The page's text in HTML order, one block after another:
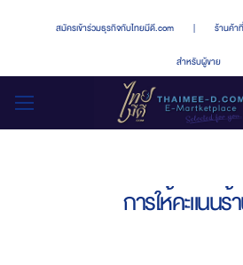
สมัครเข้าร่วมธุรกิจกับไทยมีดี.com | ร้านค้า
สำหรับผู้ขาย
การให้คะแนนร้